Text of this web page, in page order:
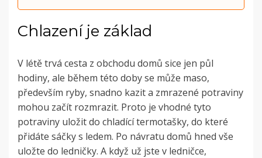
Chlazení je základ
V létě trvá cesta z obchodu domů sice jen půl
hodiny, ale během této doby se může maso,
především ryby, snadno kazit a zmrazené potraviny
mohou začít rozmrazit. Proto je vhodné tyto
potraviny uložit do chladící termotašky, do které
přidáte sáčky s ledem. Po návratu domů hned vše
uložte do ledničky. A když už jste v ledničce,